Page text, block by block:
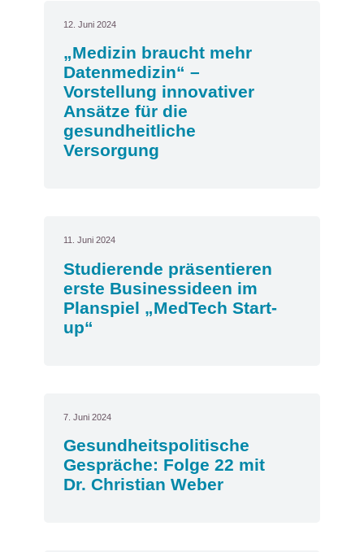
12. Juni 2024
„Medizin braucht mehr
Datenmedizin“ –
Vorstellung innovativer
Ansätze für die
gesundheitliche
Versorgung
11. Juni 2024
Studierende präsentieren
erste Businessideen im
Planspiel „MedTech Start-
up“
7. Juni 2024
Gesundheitspolitische
Gespräche: Folge 22 mit
Dr. Christian Weber